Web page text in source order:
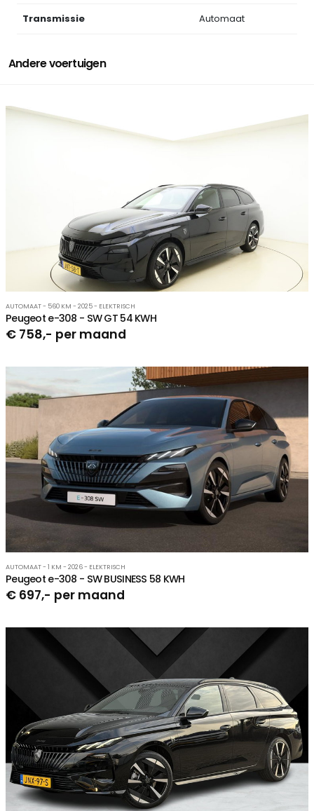
Transmissie Automaat
Andere voertuigen
AUTOMAAT - 560 KM - 2025 - ELEKTRISCH
Peugeot e-308 - SW GT 54 KWH
€ 758,- per maand
AUTOMAAT - 1 KM - 2026 - ELEKTRISCH
Peugeot e-308 - SW BUSINESS 58 KWH
€ 697,- per maand